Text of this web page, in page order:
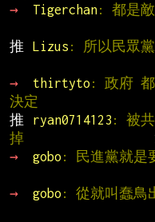
→
Tigerchan: 都是敵
推
Lizus : 所以民眾
→
thirtyto : 政府 都
決定
推
ryan0714123 : 被共
掉
→
gobo : 民進黨就是
→
gobo : 從就叫蠢鳥